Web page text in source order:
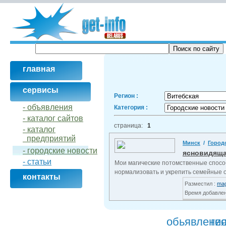
главная
сервисы
- объявления
- кaталог сайтов
- кaталог
предприятий
- городские новости
- статьи
контакты
Регион :
Категория :
страница: 1
Минск /
Мои магические потомственные
нормализовать и укрепить семейные
Разместил :
Время